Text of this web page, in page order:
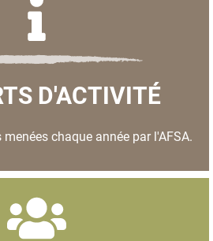
D'ACTIVITÉ
chaque année par l'AFSA.